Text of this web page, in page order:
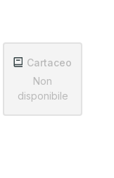
Cartaceo
Non
disponibile